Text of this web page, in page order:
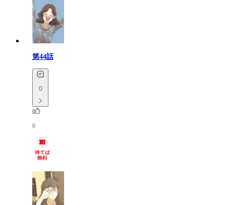
第44話
0
0